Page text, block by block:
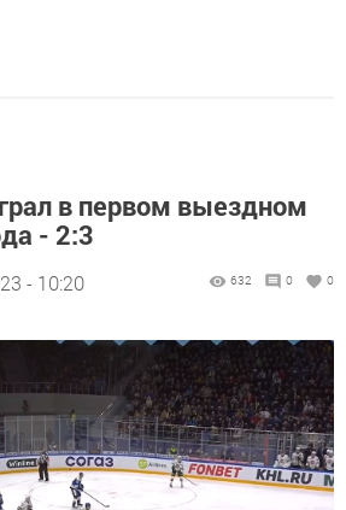
в первом выездном
- 2:3
- 10:20 632 0 0